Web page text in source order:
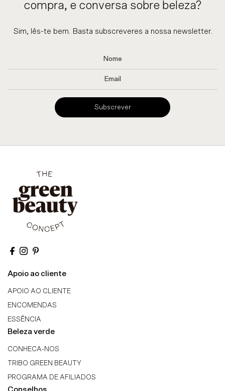
compra, e conversa sobre beleza?
Sim, lês-te bem. Basta subscreveres a nossa newsletter.
Subscrever
Apoio ao cliente
APOIO AO CLIENTE
ENCOMENDAS
ESSÊNCIA
Beleza verde
CONHECA-NOS
TRIBO GREEN BEAUTY
PROGRAMA DE AFILIADOS